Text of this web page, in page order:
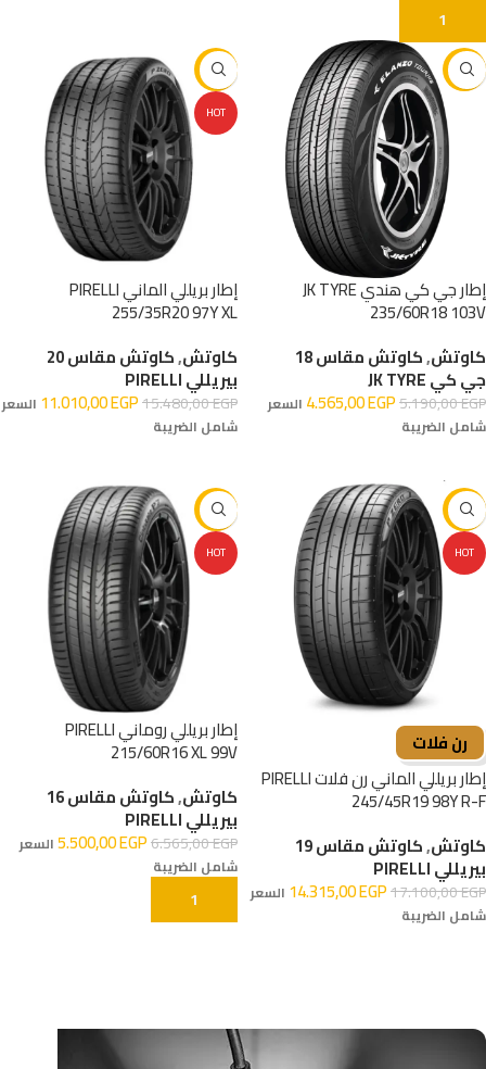
إضافة إلى السلة
-12%
إطار جي كي هندي JK TYRE
235/60R18 103V
كاوتش,كاوتش مقاس 18
جي كي JK TYRE
5.190,00EGP
4.565,00EGP
السعر
شامل الضريبة
-29%
HOT
إطار بريللي الماني PIRELLI
255/35R20 97Y XL
كاوتش,كاوتش مقاس 20
بيريللي PIRELLI
15.480,00EGP
11.010,00EGP
السعر
شامل الضريبة
-16%
HOT
رن فلات
إطار بريللي الماني رن فلات PIRELLI
245/45R19 98Y R-F
كاوتش,كاوتش مقاس 19
بيريللي PIRELLI
17.100,00EGP
14.315,00EGP
السعر
شامل الضريبة
-16%
HOT
إطار بريللي روماني PIRELLI
215/60R16 XL 99V
كاوتش,كاوتش مقاس 16
بيريللي PIRELLI
6.565,00EGP
5.500,00EGP
السعر
شامل الضريبة
إضافة إلى السلة